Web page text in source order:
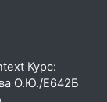
Курс:
О.Ю./Е642Б